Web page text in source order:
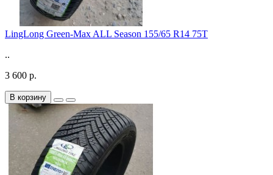
LingLong Green-Max ALL Season 155/65 R14 75T
..
3 600 р.
В корзину